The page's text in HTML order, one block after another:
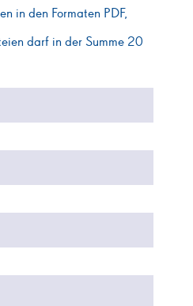
in den Formaten PDF,
darf in der Summe 20